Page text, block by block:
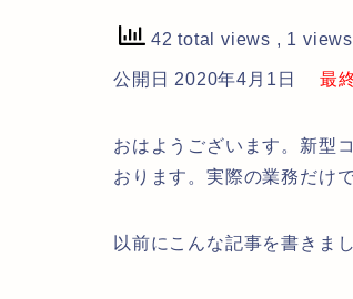
42 total views , 1
公開日 2020年4月1日 最終
おはようございます。新型
おります。実際の業務だけ
以前にこんな記事を書きまし